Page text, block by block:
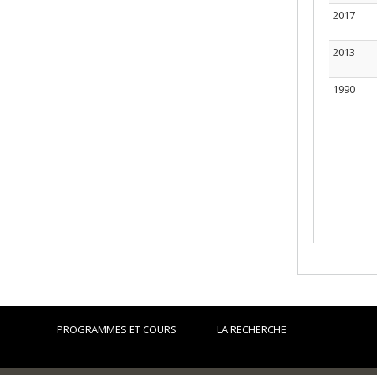
2017
2013
1990
PROGRAMMES ET COURS LA RECHERCHE